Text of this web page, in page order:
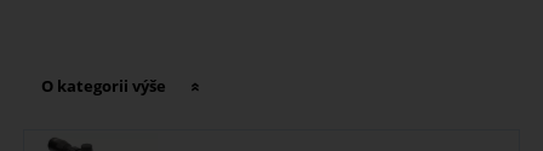
O kategorii výše